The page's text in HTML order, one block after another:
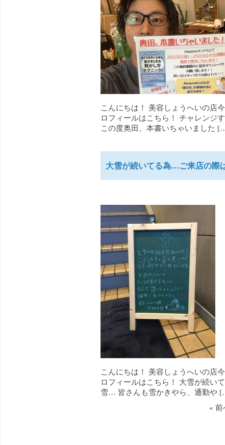
こんにちは！ 美容しょうへいの店
ロフィールはこちら！ チャレンジ
この度奥田、本書いちゃいました
大雪が続いてる為…ご来店の際
こんにちは！ 美容しょうへいの店
ロフィールはこちら！ 大雪が続い
雪… 皆さんも雪かきやら、通勤や
« 前